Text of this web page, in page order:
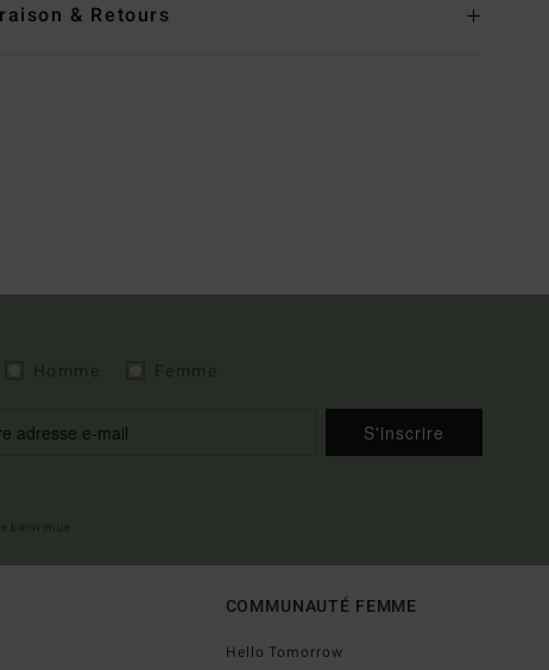
& Retours
S'inscrire
COMMUNAUTÉ FEMME
Hello Tomorrow